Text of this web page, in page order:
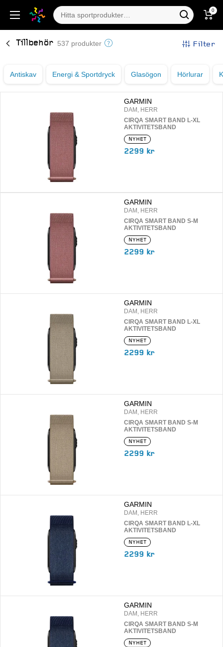
0
Tillbehör 537 produkter Filter
Antiskav Energi & Sportdryck Glasögon Hörlurar
GARMIN
DAM, HERR
CIRQA SMART BAND L-XL
AKTIVITETSBAND
NYHET
2299 kr
GARMIN
DAM, HERR
CIRQA SMART BAND S-M
AKTIVITETSBAND
NYHET
2299 kr
GARMIN
DAM, HERR
CIRQA SMART BAND L-XL
AKTIVITETSBAND
NYHET
2299 kr
GARMIN
DAM, HERR
CIRQA SMART BAND S-M
AKTIVITETSBAND
NYHET
2299 kr
GARMIN
DAM, HERR
CIRQA SMART BAND L-XL
AKTIVITETSBAND
NYHET
2299 kr
GARMIN
DAM, HERR
CIRQA SMART BAND S-M
AKTIVITETSBAND
NYHET